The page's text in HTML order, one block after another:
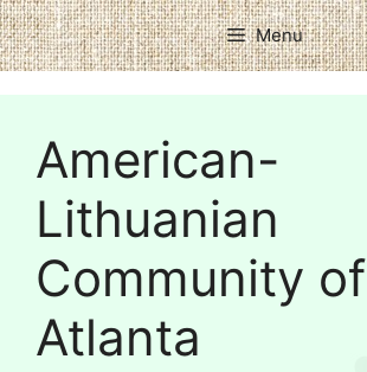
Menu
American-
Lithuanian
Community of
Atlanta